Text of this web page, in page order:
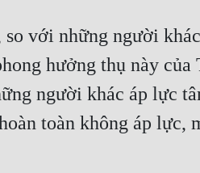
với những người
hưởng thụ này
người khác áp lực
toàn không áp lực,